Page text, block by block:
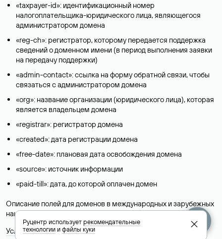
«taxpayer-id»: идентификационный номер
налогоплательщика-юридического лица, являющегося
администратором домена
«reg-ch»: регистратор, которому передается поддержка
сведений о доменном имени (в период выполнения заявки
на передачу поддержки)
«admin-contact»: ссылка на форму обратной связи, чтобы
связаться с администратором домена
«org»: название организации (юридического лица), которая
является владельцем домена
«registrar»: регистратор домена
«created»: дата регистрации домена
«free-date»: плановая дата освобождения домена
«source»: источник информации
«paid-till»: дата, до которой оплачен домен
Описание полей для доменов в международных и зарубежных
национальных доменах представлены в разделе «Помощь».
Условия использования Whois-сервиса
Руцентр используетрекомендательные
технологииифайлы куки